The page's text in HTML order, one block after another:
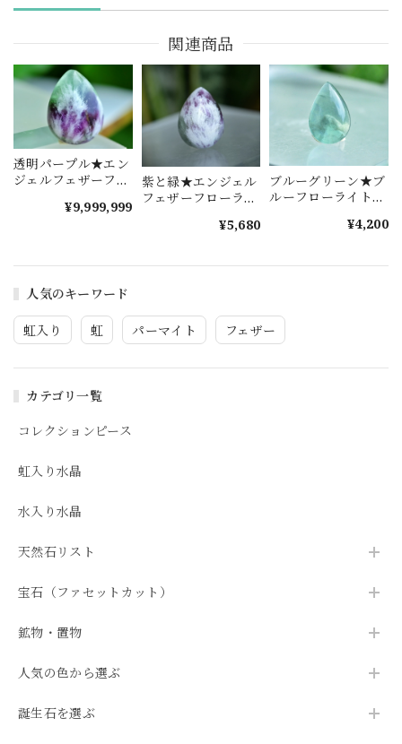
人気のキーワード
虹入り 虹 パーマイト フェザー
カテゴリ一覧
コレクションピース
虹入り水晶
水入り水晶
天然石リスト
宝石（ファセットカット）
鉱物・置物
人気の色から選ぶ
誕生石を選ぶ
関連商品
透明パープル★エン
ジェルフェザーフロ
¥9,999,999
紫と緑★エンジェル
フェザーフローライ
¥5,680
ブルーグリーン★ブ
ルーフローライト
¥4,200